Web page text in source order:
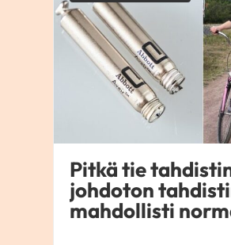
Pitkä tie
johdoton
mahdollisti